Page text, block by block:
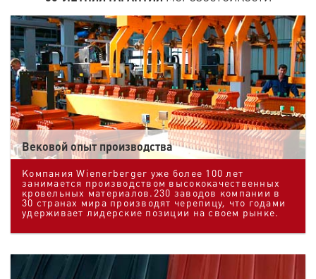
Вековой опыт производства
Компания Wienerberger уже более 100 лет
занимается производством высококачественных
кровельных материалов.230 заводов компании в
30 странах мира производят черепицу, что годами
удерживает лидерские позиции на своем рынке.